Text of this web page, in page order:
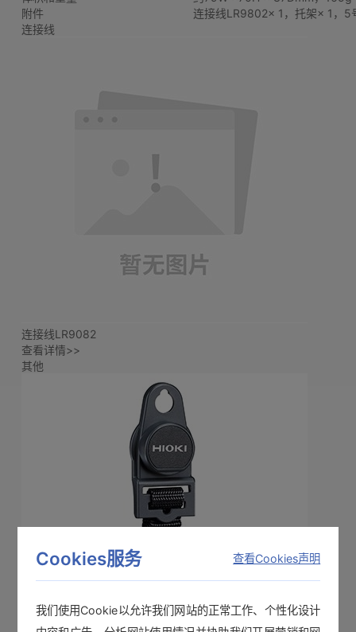
附件
连接线LR9802× 1，托架× 1，5
连接线
连接线LR9082
查看详情>>
其他
Cookies服务 查看Cookies声明
我们使用Cookie以允许我们网站的正常工作、个性化设计